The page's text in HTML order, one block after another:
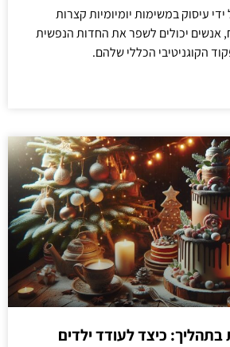
ידי עיסוק במשימות יומיומיות קצרות
אנשים יכולים לשפר את החדות הנפשית
הקוגניטיבי הכללי שלהם.
כיצד לעודד ילדים